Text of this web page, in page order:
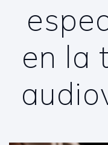
en la